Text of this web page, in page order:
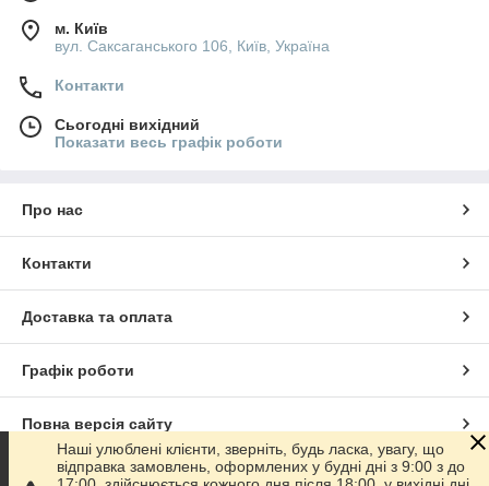
м. Київ
вул. Саксаганського 106, Київ, Україна
Контакти
Сьогодні вихідний
Показати весь графік роботи
Про нас
Контакти
Доставка та оплата
Графік роботи
Повна версія сайту
Сайт створено на маркетплейсіProm.ua
Наші улюблені клієнти, зверніть, будь ласка, увагу, що
відправка замовлень, оформлених у будні дні з 9:00 з до